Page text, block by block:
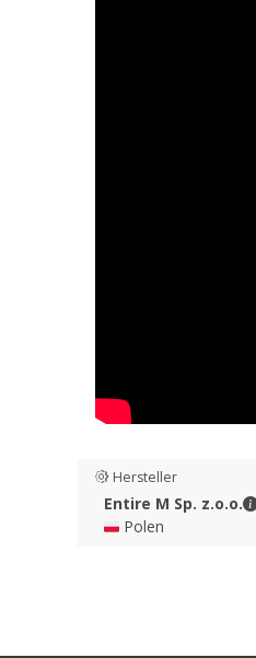
Hersteller
Entire M Sp. z.o.o.
🇵🇱 Polen